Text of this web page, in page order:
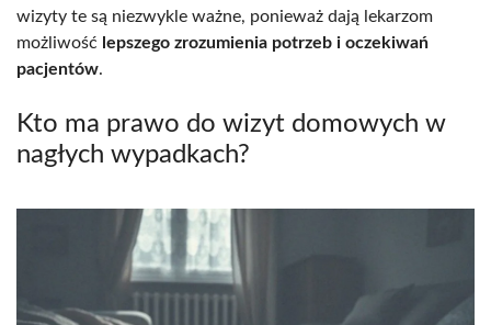
wizyty te są niezwykle ważne, ponieważ dają lekarzom
możliwość lepszego zrozumienia potrzeb i oczekiwań
pacjentów.
Kto ma prawo do wizyt domowych w
nagłych wypadkach?